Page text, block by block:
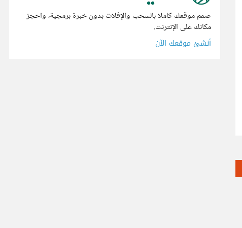
صمم موقعك كاملا بالسحب والإفلات بدون خبرة برمجية، واحجز
مكانك على الإنترنت.
أنشئ موقعك الآن